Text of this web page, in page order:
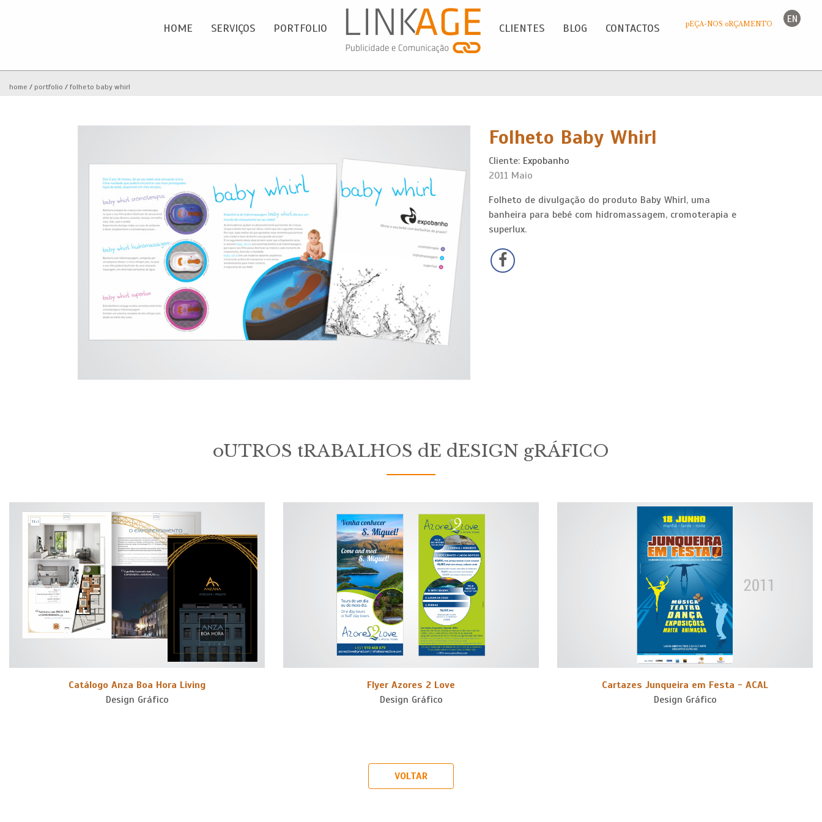
EN
Serviços
HOME SERVIÇOS PORTFOLIO CLIENTES BLOG CONTACTOS pEÇA-NOS oRÇAMENTO
home portfolio folheto baby whirl
Folheto Baby Whirl
Cliente: Expobanho
2011 Maio
Folheto de divulgação do produto Baby Whirl, uma
banheira para bebé com hidromassagem, cromoterapia e
superlux.
oUTROS tRABALHOS dE dESIGN gRÁFICO
Catálogo Anza Boa Hora Living
Design Gráfico
Flyer Azores 2 Love
Design Gráfico
Cartazes Junqueira em Festa - ACAL
Design Gráfico
VOLTAR